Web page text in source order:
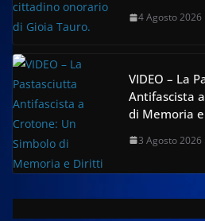
4 Agosto 2026
VIDEO – La
Antifascista
di Memoria
3 Agosto 2026